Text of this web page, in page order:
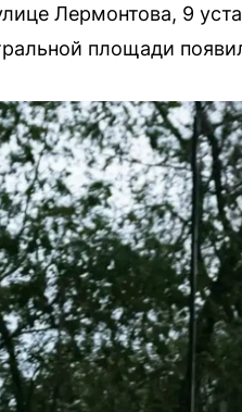
Лермонтова, 9
площади